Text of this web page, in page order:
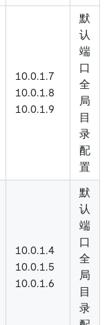
10.0.1.7
10.0.1.8
10.0.1.9
默
认
端
口
全
局
目
录
配
置
10.0.1.4
10.0.1.5
10.0.1.6
默
认
端
口
全
局
目
录